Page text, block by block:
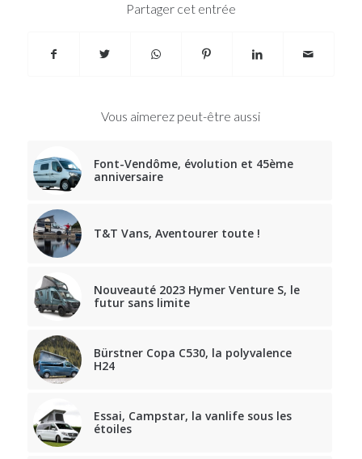
Partager cet entrée
Vous aimerez peut-être aussi
Font-Vendôme, évolution et 45ème
anniversaire
T&T Vans, Aventourer toute !
Nouveauté 2023 Hymer Venture S, le
futur sans limite
Bürstner Copa C530, la polyvalence
H24
Essai, Campstar, la vanlife sous les
étoiles